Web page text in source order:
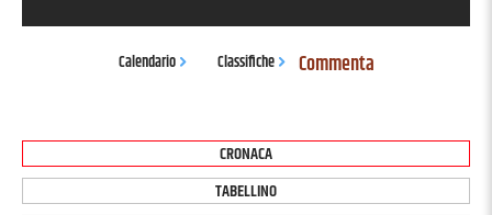
Calendario Classifiche Commenta
CRONACA
TABELLINO